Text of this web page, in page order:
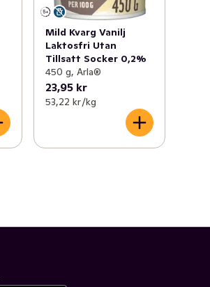
Mild Kvarg Vanilj
Laktosfri Utan
Tillsatt Socker 0,2%
450 g, Arla®
23,95 kr
53,22 kr /kg